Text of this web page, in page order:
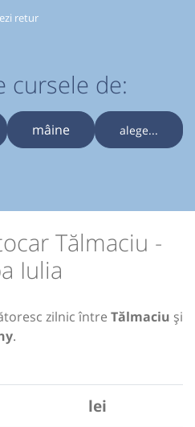
retur
cursele de:
mâine alege...
Tălmaciu -
Iulia
zilnic între Tălmaciu și
.
lei